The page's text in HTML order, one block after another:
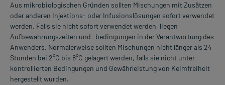
Aus mikrobiologischen Gründen sollten Mischungen mit Zusätzen
oder anderen Injektions- oder Infusionslösungen sofort verwendet
werden. Falls sie nicht sofort verwendet werden, liegen
Aufbewahrungszeiten und -bedingungen in der Verantwortung des
Anwenders. Normalerweise sollten Mischungen nicht länger als 24
Stunden bei 2°C bis 8°C gelagert werden, falls sie nicht unter
kontrollierten Bedingungen und Gewährleistung von Keimfreiheit
hergestellt wurden.